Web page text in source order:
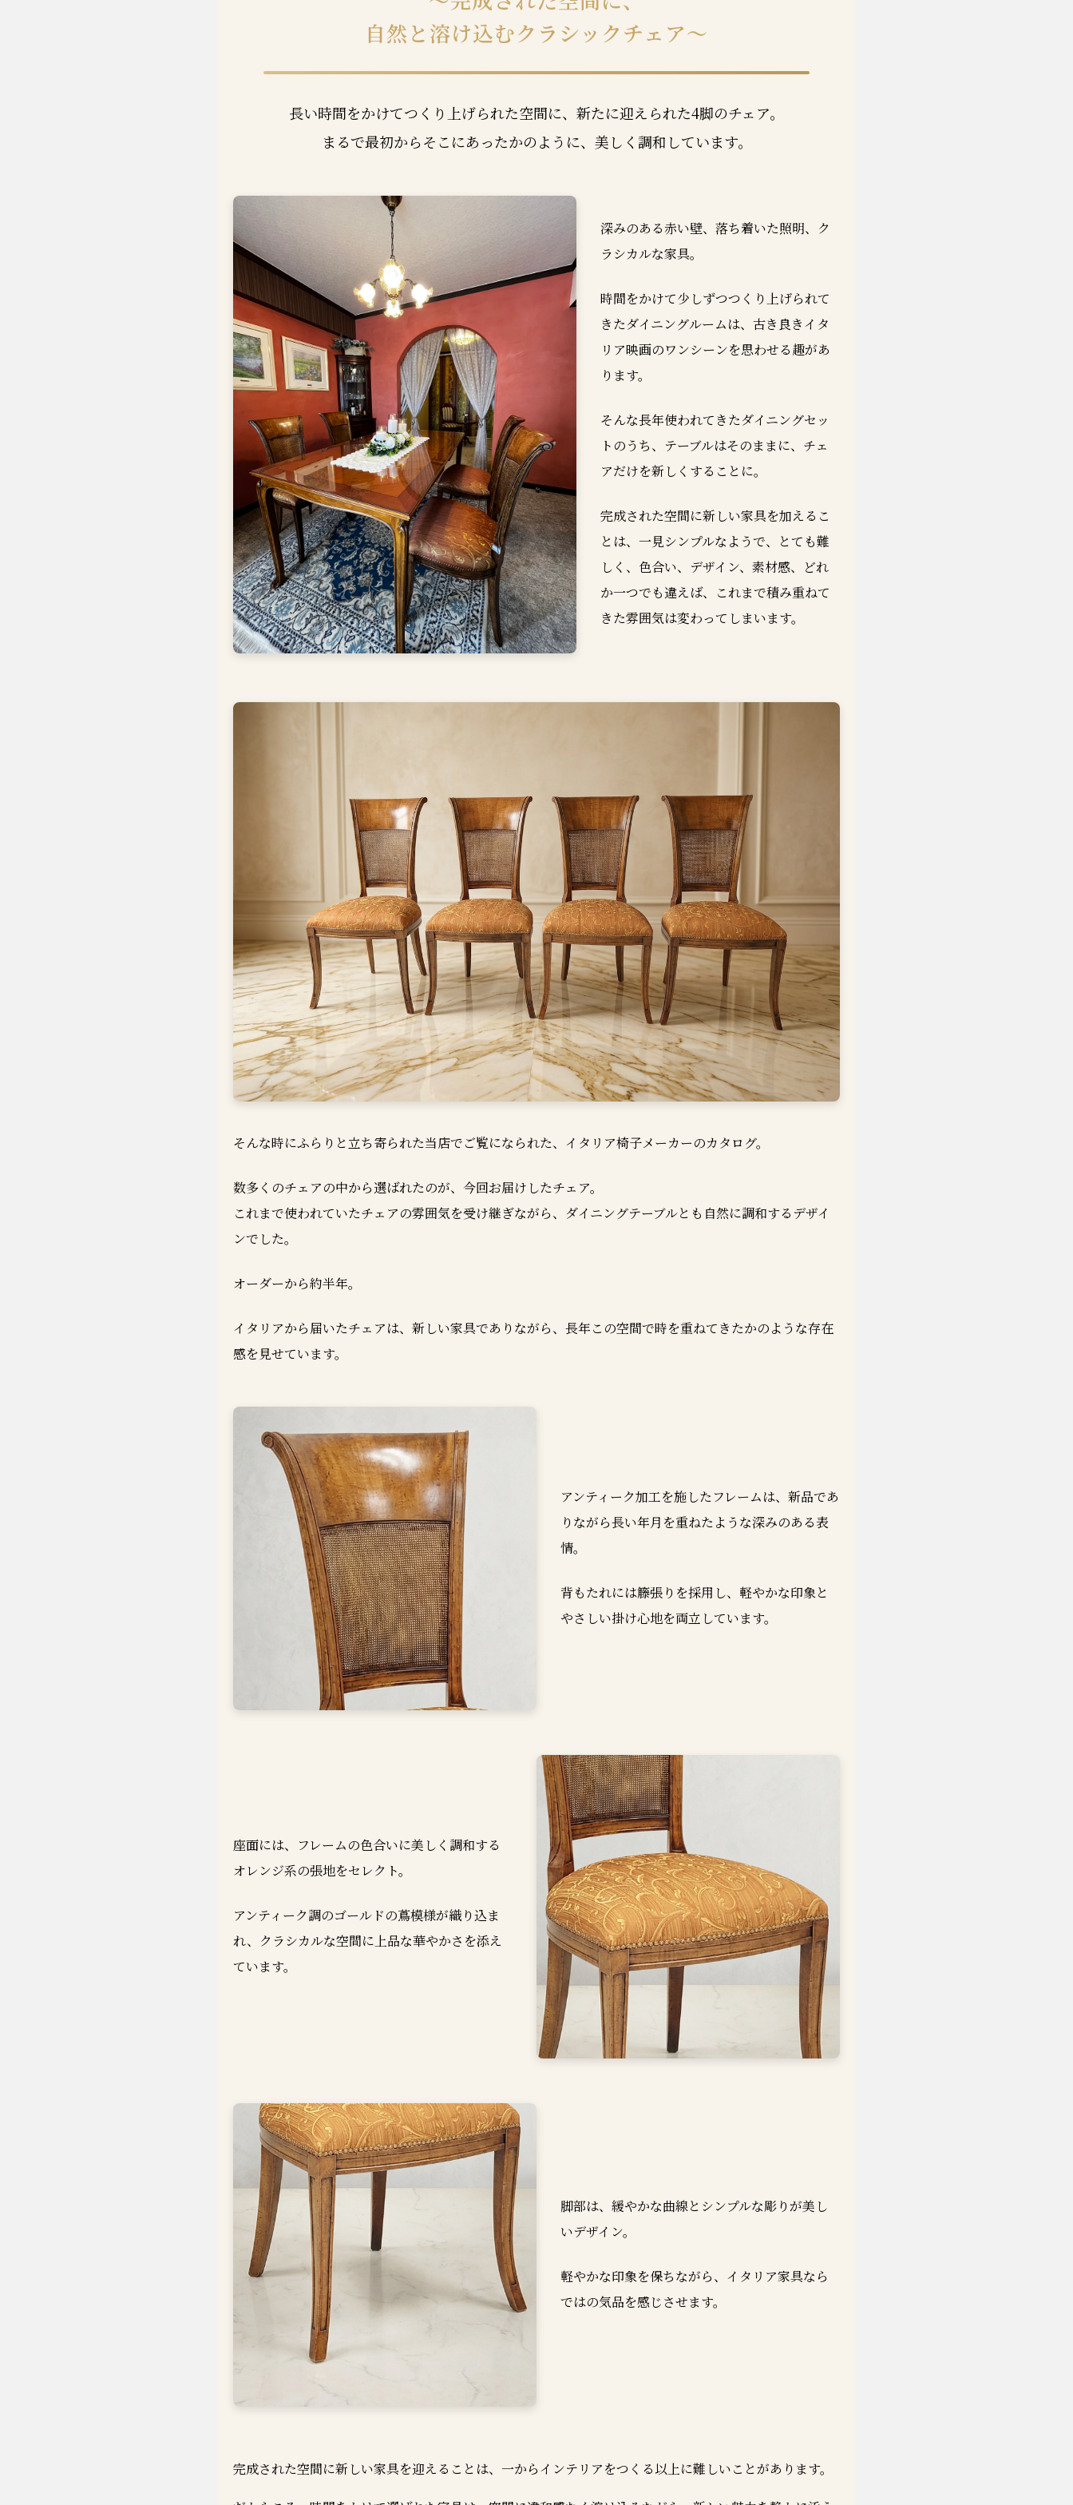
自然と溶け込むクラシックチェア～
長い時間をかけてつくり上げられた空間に、新たに迎えられた4脚のチェア。
まるで最初からそこにあったかのように、美しく調和しています。
深みのある赤い壁、落ち着いた照明、ク
ラシカルな家具。
時間をかけて少しずつつくり上げられて
きたダイニングルームは、古き良きイタ
リア映画のワンシーンを思わせる趣があ
ります。
そんな長年使われてきたダイニングセッ
トのうち、テーブルはそのままに、チェ
アだけを新しくすることに。
完成された空間に新しい家具を加えるこ
とは、一見シンプルなようで、とても難
しく、色合い、デザイン、素材感、どれ
か一つでも違えば、これまで積み重ねて
きた雰囲気は変わってしまいます。
そんな時にふらりと立ち寄られた当店でご覧になられた、イタリア椅子メーカーのカタログ。
数多くのチェアの中から選ばれたのが、今回お届けしたチェア。
これまで使われていたチェアの雰囲気を受け継ぎながら、ダイニングテーブルとも自然に調和するデザイ
ンでした。
オーダーから約半年。
イタリアから届いたチェアは、新しい家具でありながら、長年この空間で時を重ねてきたかのような存在
感を見せています。
アンティーク加工を施したフレームは、新品であ
りながら長い年月を重ねたような深みのある表
情。
背もたれには籐張りを採用し、軽やかな印象と
やさしい掛け心地を両立しています。
座面には、フレームの色合いに美しく調和する
オレンジ系の張地をセレクト。
アンティーク調のゴールドの蔦模様が織り込ま
れ、クラシカルな空間に上品な華やかさを添え
ています。
脚部は、緩やかな曲線とシンプルな彫りが美し
いデザイン。
軽やかな印象を保ちながら、イタリア家具なら
ではの気品を感じさせます。
完成された空間に新しい家具を迎えることは、一からインテリアをつくる以上に難しいことがあります。